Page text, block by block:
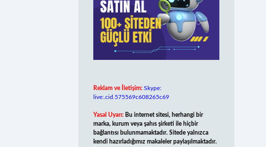
Reklam ve İletişim: Skype:
live:.cid.575569c608265c69
Yasal Uyarı: Bu internet sitesi, herhangi bir
marka, kurum veya şahıs şirketi ile hiçbir
bağlantısı bulunmamaktadır. Sitede yalnızca
kendi hazırladığımız makaleler paylaşılmaktadır.